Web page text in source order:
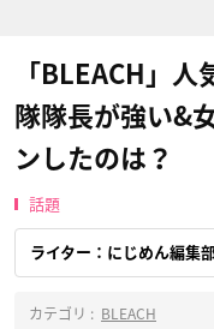
「BLEACH」
隊隊長が強い&
ンしたのは？
話題
ライター：にじめん編集
カテゴリ : BLEACH